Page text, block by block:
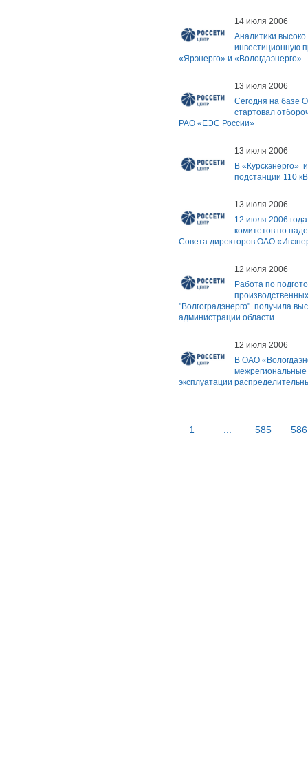
14 июля 2006
Аналитики
инвестиционную
«Ярэнерго» и «Вологдаэнерго»
13 июля 2006
Сегодня на базе
стартовал
РАО «ЕЭС России»
13 июля 2006
В «Курскэнерго»
подстанции 110
13 июля 2006
12 июля 2006
комитетов по
Совета директоров ОАО
12 июля 2006
Работа по
"Волгоградэнерго" получила
администрации области
12 июля 2006
В ОАО
межрегиональные
эксплуатации
1 ... 585 586